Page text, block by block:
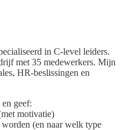
in C-level leiders.
met 35 medewerkers. Mijn
HR-beslissingen en
geef:
motivatie)
(en naar welk type